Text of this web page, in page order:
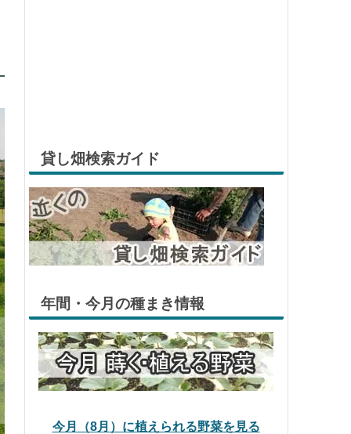
貸し畑検索ガイド
年間・今月の種まき情報
今月（8月）に植えられる野菜を見る